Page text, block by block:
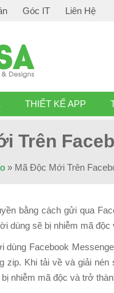
Góc IT Liên Hệ
THIẾT KẾ APP
Trên
» Mã Độc Mới Trên
bằng cách gửi qua
dùng sẽ bị nhiễm mã độc
dùng Facebook
zip. Khi tải về và giải
nhiễm mã độc và trở